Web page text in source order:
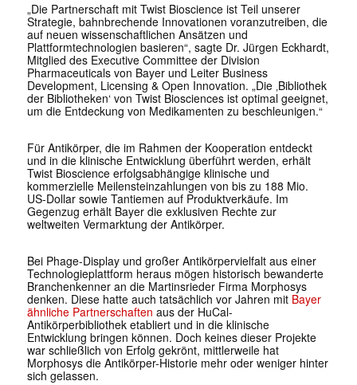
„Die Partnerschaft mit Twist Bioscience ist Teil unserer
Strategie, bahnbrechende Innovationen voranzutreiben, die
auf neuen wissenschaftlichen Ansätzen und
Plattformtechnologien basieren“, sagte Dr. Jürgen Eckhardt,
Mitglied des Executive Committee der Division
Pharmaceuticals von Bayer und Leiter Business
Development, Licensing & Open Innovation. „Die ‚Bibliothek
der Bibliotheken‘ von Twist Biosciences ist optimal geeignet,
um die Entdeckung von Medikamenten zu beschleunigen.“
Für Antikörper, die im Rahmen der Kooperation entdeckt
und in die klinische Entwicklung überführt werden, erhält
Twist Bioscience erfolgsabhängige klinische und
kommerzielle Meilensteinzahlungen von bis zu 188 Mio.
US-Dollar sowie Tantiemen auf Produktverkäufe. Im
Gegenzug erhält Bayer die exklusiven Rechte zur
weltweiten Vermarktung der Antikörper.
Bei Phage-Display und großer Antikörpervielfalt aus einer
Technologieplattform heraus mögen historisch bewanderte
Branchenkenner an die Martinsrieder Firma Morphosys
denken. Diese hatte auch tatsächlich vor Jahren mit Bayer
ähnliche Partnerschaften aus der HuCal-
Antikörperbibliothek etabliert und in die klinische
Entwicklung bringen können. Doch keines dieser Projekte
war schließlich von Erfolg gekrönt, mittlerweile hat
Morphosys die Antikörper-Historie mehr oder weniger hinter
sich gelassen.